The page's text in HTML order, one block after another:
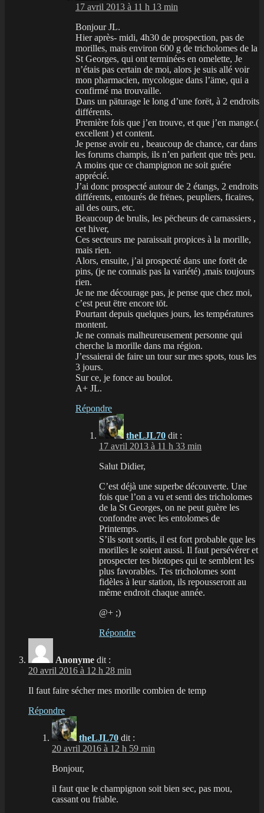
17 avril 2013 à 11 h 13 min
Bonjour JL.
Hier après- midi, 4h30 de prospection, pas de
morilles, mais environ 600 g de tricholomes de la
St Georges, qui ont terminées en omelette, Je
n’étais pas certain de moi, alors je suis allé voir
mon pharmacien, mycologue dans l’äme, qui a
confirmé ma trouvaille.
Dans un päturage le long d’une forët, à 2 endroits
différents.
Première fois que j’en trouve, et que j’en mange.(
excellent ) et content.
Je pense avoir eu , beaucoup de chance, car dans
les forums champis, ils n’en parlent que très peu.
A moins que ce champignon ne soit guére
apprécié.
J’ai donc prospecté autour de 2 étangs, 2 endroits
différents, entourés de frënes, peupliers, ficaires,
ail des ours, etc.
Beaucoup de brulis, les pëcheurs de carnassiers ,
cet hiver,
Ces secteurs me paraissait propices à la morille,
mais rien.
Alors, ensuite, j’ai prospecté dans une forët de
pins, (je ne connais pas la variété) ,mais toujours
rien.
Je ne me décourage pas, je pense que chez moi,
c’est peut ëtre encore töt.
Pourtant depuis quelques jours, les températures
montent.
Je ne connais malheureusement personne qui
cherche la morille dans ma région.
J’essaierai de faire un tour sur mes spots, tous les
3 jours.
Sur ce, je fonce au boulot.
A+ JL.
Répondre
theLJL70 dit :
17 avril 2013 à 11 h 33 min
Salut Didier,
C’est déjà une superbe découverte. Une
fois que l’on a vu et senti des tricholomes
de la St Georges, on ne peut guère les
confondre avec les entolomes de
Printemps.
S’ils sont sortis, il est fort probable que les
morilles le soient aussi. Il faut persévérer et
prospecter tes biotopes qui te semblent les
plus favorables. Tes tricholomes sont
fidèles à leur station, ils repousseront au
même endroit chaque année.
@+ ;)
Répondre
Anonyme dit :
20 avril 2016 à 12 h 28 min
Il faut faire sécher mes morille combien de temp
Répondre
theLJL70 dit :
20 avril 2016 à 12 h 59 min
Bonjour,
il faut que le champignon soit bien sec, pas mou,
cassant ou friable.